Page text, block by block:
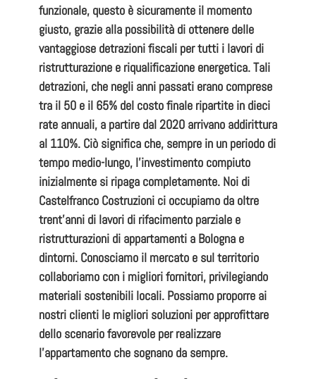
funzionale, questo è sicuramente il momento
giusto, grazie alla possibilità di ottenere delle
vantaggiose detrazioni fiscaliper tutti i lavori di
ristrutturazione e riqualificazione energetica. Tali
detrazioni, che negli anni passati erano comprese
tra il 50 e il 65% del costo finale ripartite in dieci
rate annuali, a partire dal 2020 arrivano addirittura
al 110%. Ciò significa che, sempre in un periodo di
tempo medio-lungo, l’investimento compiuto
inizialmente si ripaga completamente. Noi di
Castelfranco Costruzionici occupiamo da oltre
trent’anni di lavori di rifacimento parziale e
ristrutturazioni di appartamenti a Bologna e
dintorni. Conosciamo il mercato e sul territorio
collaboriamo con i migliori fornitori, privilegiando
materiali sostenibili locali. Possiamo proporre ai
nostri clienti le migliori soluzioni per approfittare
dello scenario favorevole per realizzare
l’appartamento che sognano da sempre.